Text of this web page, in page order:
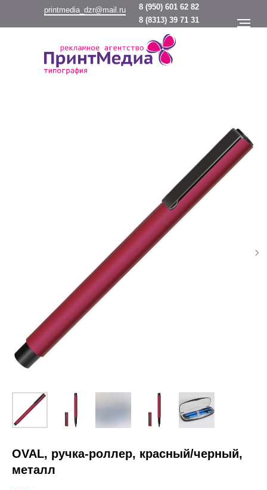
8 (950) 601 62 82
printmedia_dzr@mail.ru
8 (8313) 39 71 31
OVAL, ручка-роллер, красный/черный,
металл